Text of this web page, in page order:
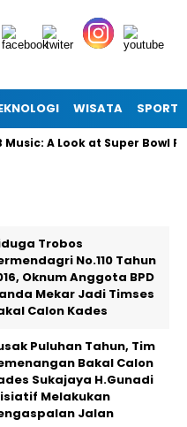
WISATA SPORT
A Look at Super Bowl
Trobos
No.110 Tahun
Oknum Anggota BPD
Mekar Jadi Timses
Calon Kades
Puluhan Tahun, Tim
Bakal Calon
Sukajaya H.Gunadi
Melakukan
Jalan